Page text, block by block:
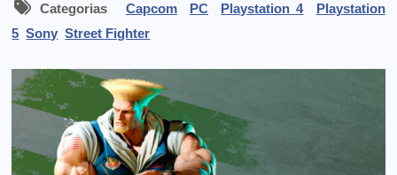
Categorias Capcom PC Playstation 4
Playstation
5 Sony Street Fighter